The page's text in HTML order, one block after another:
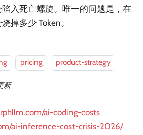
入死亡螺旋。唯一的问题是，在
掉多少 Token。
pricing product-strategy
新
ai-coding-costs
ai-inference-cost-crisis-2026/